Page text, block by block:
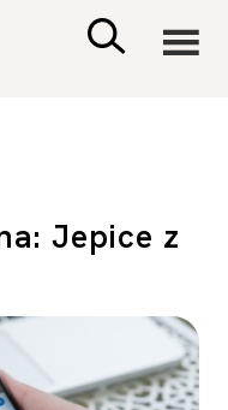
Jepice z